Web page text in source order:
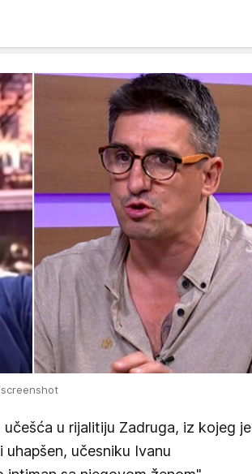
u rijalitiju Zadruga, iz kojeg je
uhapšen, učesniku Ivanu